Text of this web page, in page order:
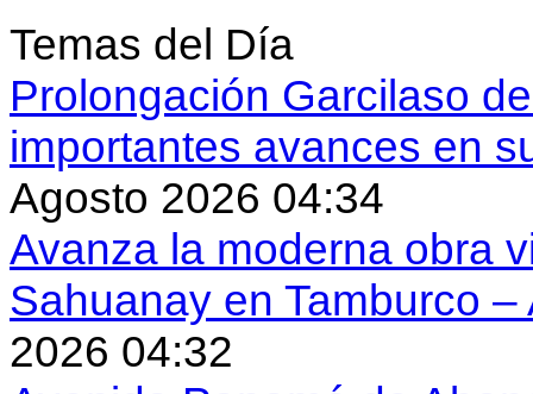
Temas del Día
Prolongación Garcilaso
importantes avances en
Agosto 2026 04:34
Avanza la moderna obra
Sahuanay en Tamburco
2026 04:32